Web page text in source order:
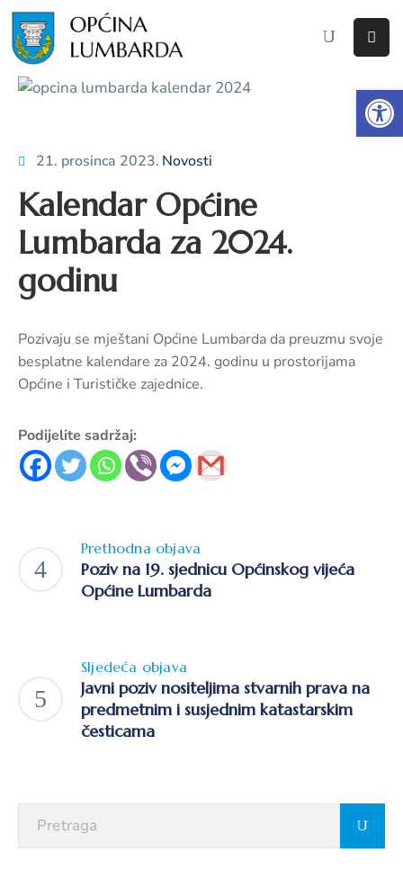
Početna
samouprava
Proračun
Dokumenti
nabava
Javni
natječaji
novosti
21. prosinca 2023. Novosti
Kalendar Općine
Lumbarda za 2024.
godinu
Pozivaju se mještani Općine Lumbarda da preuzmu svoje
besplatne kalendare za 2024. godinu u prostorijama
Općine i Turističke zajednice.
Podijelite sadržaj:
Prethodna objava
Poziv na 19. sjednicu Općinskog vijeća
Općine Lumbarda
Sljedeća objava
Javni poziv nositeljima stvarnih prava na
predmetnim i susjednim katastarskim
česticama